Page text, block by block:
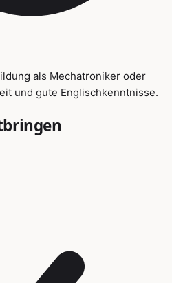
als Mechatroniker oder
und gute Englischkenntnisse.